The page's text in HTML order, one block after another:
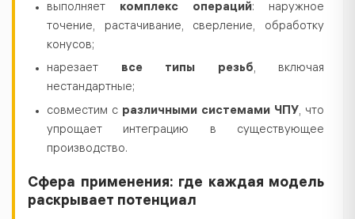
выполняет комплекс операций: наружное
точение, растачивание, сверление, обработку
конусов;
нарезает все типы резьб, включая
нестандартные;
совместим с различными системами ЧПУ, что
упрощает интеграцию в существующее
производство.
Сфера применения: где каждая модель
раскрывает потенциал